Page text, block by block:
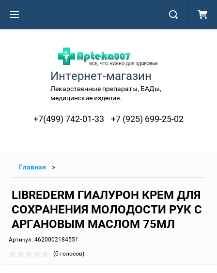
Интернет-магазин
Лекарственные препараты, БАДы,
медицинские изделия.
+7(499) 742-01-33 +7 (925) 699-25-02
Главная
LIBREDERM ГИАЛУРОН КРЕМ ДЛЯ
СОХРАНЕНИЯ МОЛОДОСТИ РУК С
АРГАНОВЫМ МАСЛОМ 75МЛ
Артикул: 4620002184551
(0 голосов)